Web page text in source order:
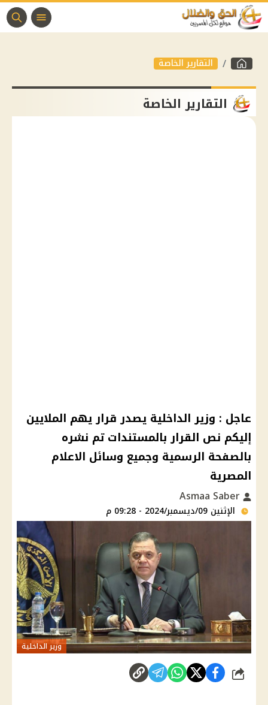
التقارير الخاصة
التقارير الخاصة
عاجل : وزير الداخلية يصدر قرار يهم الملايين
إليكم نص القرار بالمستندات تم نشره
بالصفحة الرسمية وجميع وسائل الاعلام
المصرية
الإثنين 09/ديسمبر/2024 - 09:28 م
وزير الداخلية
شارك